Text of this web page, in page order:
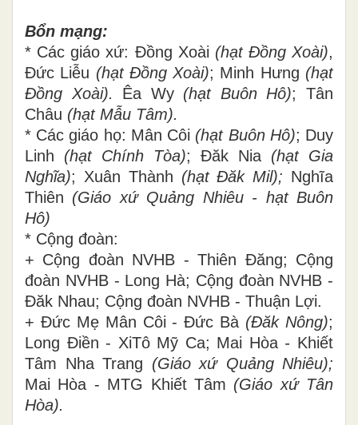
Bổn mạng:
* Các giáo xứ: Đồng Xoài (hạt Đồng Xoài),
Đức Liễu (hạt Đồng Xoài); Minh Hưng (hạt
Đồng Xoài). Êa Wy (hạt Buôn Hô); Tân
Châu (hạt Mẫu Tâm).
* Các giáo họ: Mân Côi (hạt Buôn Hô); Duy
Linh (hạt Chính Tòa); Đăk Nia (hạt Gia
Nghĩa); Xuân Thành (hạt Đăk Mil); Nghĩa
Thiên (Giáo xứ Quảng Nhiêu - hạt Buôn
Hô)
* Cộng đoàn:
+ Cộng đoàn NVHB - Thiên Đăng; Cộng
đoàn NVHB - Long Hà; Cộng đoàn NVHB -
Đăk Nhau; Cộng đoàn NVHB - Thuận Lợi.
+ Đức Mẹ Mân Côi - Đức Bà (Đăk Nông);
Long Điền - XiTô Mỹ Ca; Mai Hòa- Khiết
Tâm Nha Trang (Giáo xứ Quảng Nhiêu);
Mai Hòa - MTG Khiết Tâm (Giáo xứ Tân
Hòa).